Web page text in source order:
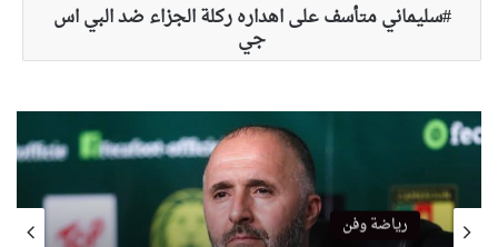
سليماني متأسف على اهداره ركلة الجزاء ضد البي اس
جي
رياضة وفن